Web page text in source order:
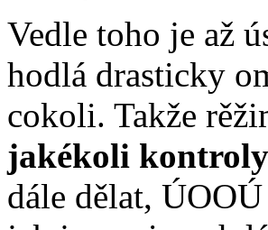
Vedle toho je až
hodlá drasticky
cokoli. Takže
jakékoli
dále dělat,